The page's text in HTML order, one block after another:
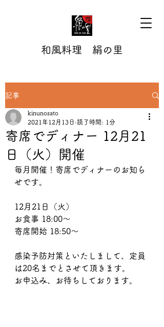
和風料理 絹の里
記事
寄席でディナー 12月21
日（火）開催
kinunosato
2021年12月13日 読了時間: 1分
毎月開催！寄席でディナーのお知ら
せです。
12月21日（火）
お食事 18:00～
寄席開始 18:50～
感染予防対策といたしまして、定員
は20名までとさせて頂きます。
お申込み、お待ちしております。